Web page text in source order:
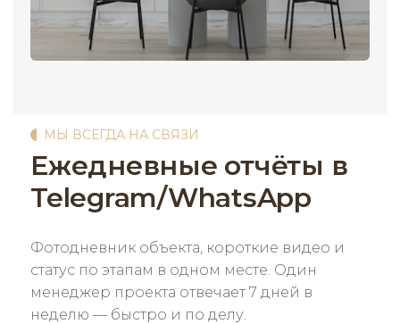
МЫ ВСЕГДА НА СВЯЗИ
Ежедневные отчёты в
Telegram/WhatsApp
Фотодневник объекта, короткие видео и
статус по этапам в одном месте. Один
менеджер проекта отвечает 7 дней в
неделю — быстро и по делу.